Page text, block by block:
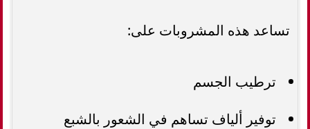
تساعد هذه المشروبات على:
ترطيب الجسم
توفير ألياف تساهم في الشعور بالشبع